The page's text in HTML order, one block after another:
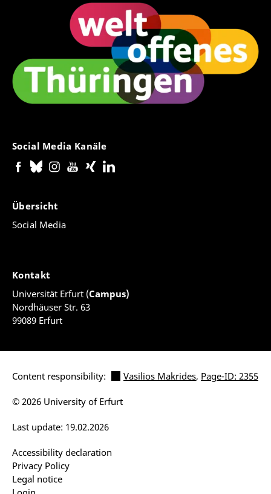
Social Media Kanäle
Übersicht
Social Media
Kontakt
Universität Erfurt (Campus)
Nordhäuser Str. 63
99089 Erfurt
Content responsibility: Vasilios Makrides, Page-ID: 2355
Accessibility declaration
Privacy Policy
Legal notice
Last update: 19.02.2026
© 2026 University of Erfurt